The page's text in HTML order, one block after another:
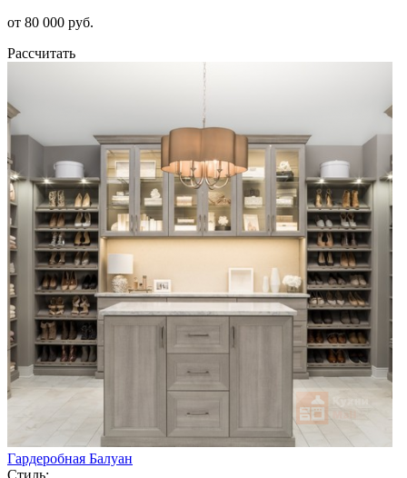
от 80 000 руб.
Рассчитать
Гардеробная Балуан
Стиль: